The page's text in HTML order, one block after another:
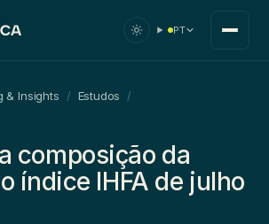
PT
& Insights / Estudos /
composição da
índice IHFA de julho